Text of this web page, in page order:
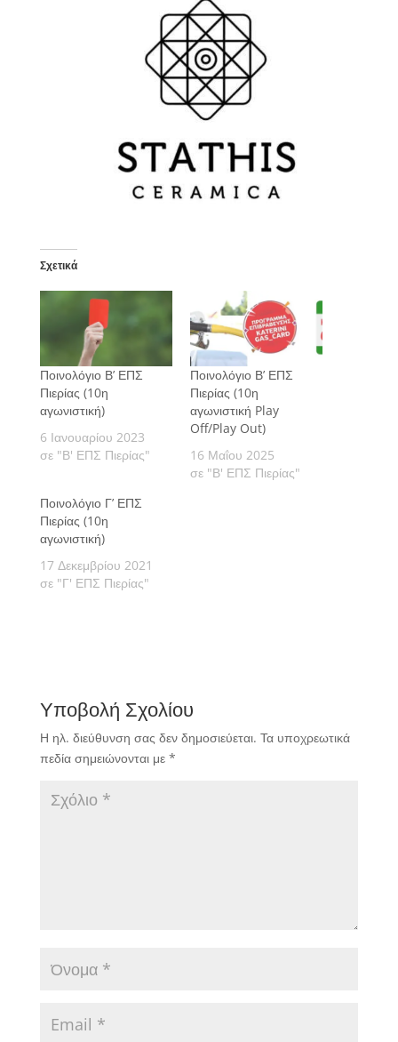
Σχετικά
Ποινολόγιο Β’ ΕΠΣ
Πιερίας (10η
αγωνιστική)
6 Ιανουαρίου 2023
σε "Β' ΕΠΣ Πιερίας"
Ποινολόγιο Β’ ΕΠΣ
Πιερίας (10η
αγωνιστική Play
Off/Play Out)
16 Μαΐου 2025
σε "Β' ΕΠΣ Πιερίας"
Ποινολόγιο Γ’ ΕΠΣ
Πιερίας (10η
αγωνιστική)
17 Δεκεμβρίου 2021
σε "Γ' ΕΠΣ Πιερίας"
Υποβολή Σχολίου
Η ηλ. διεύθυνση σας δεν δημοσιεύεται. Τα υποχρεωτικά
πεδία σημειώνονται με *